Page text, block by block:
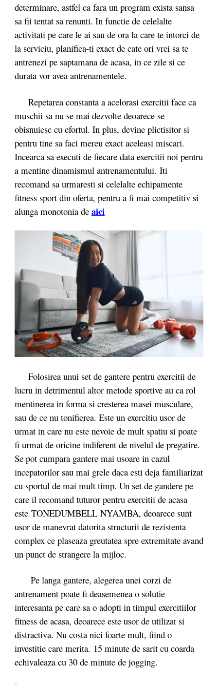
determinare, astfel ca fara un program exista sansa
sa fii tentat sa renunti. In functie de celelalte
activitati pe care le ai sau de ora la care te intorci de
la serviciu, planifica-ti exact de cate ori vrei sa te
antrenezi pe saptamana de acasa, in ce zile si ce
durata vor avea antrenamentele.
Repetarea constanta a acelorasi exercitii face ca
muschii sa nu se mai dezvolte deoarece se
obisnuiesc cu efortul. In plus, devine plictisitor si
pentru tine sa faci mereu exact aceleasi miscari.
Incearca sa executi de fiecare data exercitii noi pentru
a mentine dinamismul antrenamentului. Iti
recomand sa urmaresti si celelalte echipamente
fitness sport din oferta, pentru a fi mai competitiv si
alunga monotonia de aici
Folosirea unui set de gantere pentru exercitii de
lucru in detrimentul altor metode sportive au ca rol
mentinerea in forma si cresterea masei musculare,
sau de ce nu tonifierea. Este un exercitiu usor de
urmat in care nu este nevoie de mult spatiu si poate
fi urmat de oricine indiferent de nivelul de pregatire.
Se pot cumpara gantere mai usoare in cazul
incepatorilor sau mai grele daca esti deja familiarizat
cu sportul de mai mult timp. Un set de gandere pe
care il recomand tuturor pentru exercitii de acasa
este TONEDUMBELL NYAMBA, deoarece sunt
usor de manevrat datorita structurii de rezistenta
complex ce plaseaza greutatea spre extremitate avand
un punct de strangere la mijloc.
Pe langa gantere, alegerea unei corzi de
antrenament poate fi deasemenea o solutie
interesanta pe care sa o adopti in timpul exercitiilor
fitness de acasa, deoarece este usor de utilizat si
distractiva. Nu costa nici foarte mult, fiind o
investitie care merita. 15 minute de sarit cu coarda
echivaleaza cu 30 de minute de jogging.